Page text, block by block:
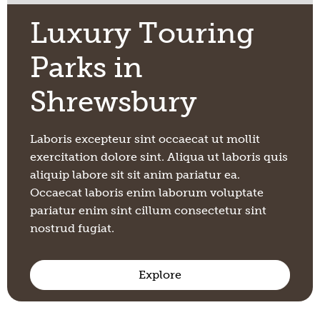
Luxury Touring
Parks in
Shrewsbury
Laboris excepteur sint occaecat ut mollit
exercitation dolore sint. Aliqua ut laboris quis
aliquip labore sit sit anim pariatur ea.
Occaecat laboris enim laborum voluptate
pariatur enim sint cillum consectetur sint
nostrud fugiat.
Explore